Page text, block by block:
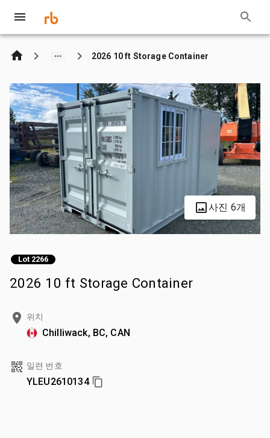
2026 10 ft Storage Container
사진 6개
Lot 2266
2026 10 ft Storage Container
위치
Chilliwack, BC, CAN
일련 번호
YLEU2610134